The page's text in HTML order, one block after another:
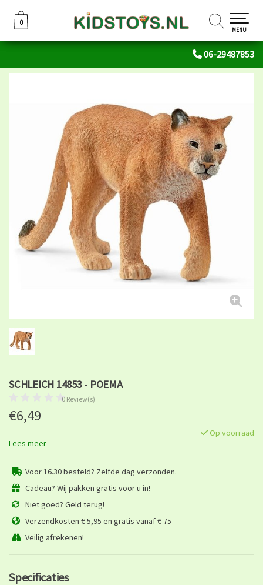
06-29487853
0
0
MENU
SCHLEICH 14853 - POEMA
0 Review(s)
€6,49
Op voorraad
Lees meer
Voor 16.30 besteld? Zelfde dag verzonden.
Cadeau? Wij pakken gratis voor u in!
Niet goed? Geld terug!
Verzendkosten € 5,95 en gratis vanaf € 75
Veilig afrekenen!
Specificaties